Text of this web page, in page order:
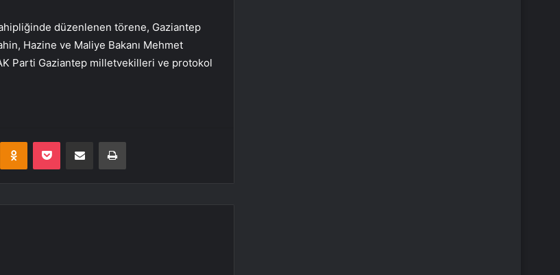
düzenlenen törene, Gaziantep
Hazine ve Maliye Bakanı Mehmet
Parti Gaziantep milletvekilleri ve protokol
Odnoklassniki
Pocket E-Posta ile paylaş Yazdır